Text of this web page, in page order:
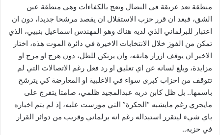
منطقة تعد عريقة في النضال وتعج بالكفاءات وهي منطقة عين
الشق، فبعد ان قرر حزب الاستقلال ان يقصد مرشحا جديدا، دون ان
اعتبار للبرلماني الذي لديه هناك وهو المهندس اسماعيل بنبيي، الذي
تمكن من الفوز خلال الانتخابات الاخيرة في دائرة الموت هذه، اختار
الاخير ان يوقف ازرار هاتفه، وان يرتكن للظل، دون هرج او مرج او
مزايدة، وبلع لسانه عن اي تعليق او رد فعل رغم الاتصالات التي لم
تتوقف من احزاب كبرى سواء في الاغلبية او المعارضة كي يترشح
باسمها.. بل ظل كابن دربه عبدالمجيد ظلمي، صامتا يتفرج على
مايجري رغم مايشبه “الحكرة” التي مورست عليه، إذ لم يتم اخباره
باي شيء ليتقرر استبداله رغم انه برلماني وقريب من دوائر القرار
في حزبه..